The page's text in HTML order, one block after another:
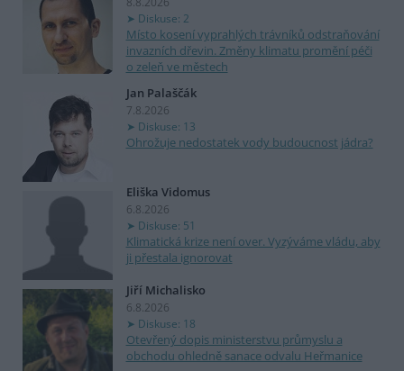
Diskuse: 2
Místo kosení vyprahlých trávníků odstraňování
invazních dřevin. Změny klimatu promění péči
o zeleň ve městech
Jan Palaščák
7.8.2026
Diskuse: 13
Ohrožuje nedostatek vody budoucnost jádra?
Eliška Vidomus
6.8.2026
Diskuse: 51
Klimatická krize není over. Vyzýváme vládu, aby
ji přestala ignorovat
Jiří Michalisko
6.8.2026
Diskuse: 18
Otevřený dopis ministerstvu průmyslu a
obchodu ohledně sanace odvalu Heřmanice